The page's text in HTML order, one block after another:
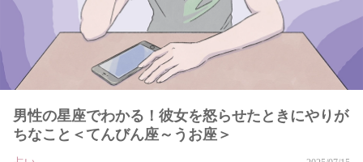
男性の星座でわかる！彼女を怒らせたときにやりが
ちなこと＜てんびん座～うお座＞